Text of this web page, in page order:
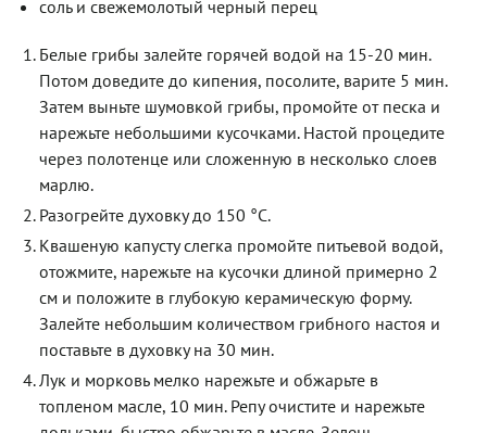
соль и свежемолотый черный перец
Белые грибы залейте горячей водой на 15-20 мин.
Потом доведите до кипения, посолите, варите 5 мин.
Затем выньте шумовкой грибы, промойте от песка и
нарежьте небольшими кусочками. Настой процедите
через полотенце или сложенную в несколько слоев
марлю.
Разогрейте духовку до 150 °С.
Квашеную капусту слегка промойте питьевой водой,
отожмите, нарежьте на кусочки длиной примерно 2
см и положите в глубокую керамическую форму.
Залейте небольшим количеством грибного настоя и
поставьте в духовку на 30 мин.
Лук и морковь мелко нарежьте и обжарьте в
топленом масле, 10 мин. Репу очистите и нарежьте